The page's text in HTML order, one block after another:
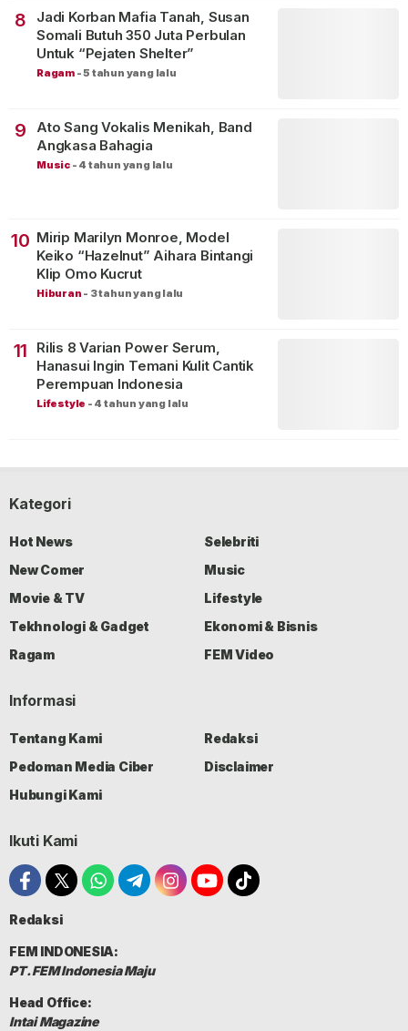
8
Jadi Korban Mafia Tanah, Susan
Somali Butuh 350 Juta Perbulan
Untuk “Pejaten Shelter”
Ragam -5 tahun yang lalu
9
Ato Sang Vokalis Menikah, Band
Angkasa Bahagia
Music - 4 tahun yang lalu
10 Mirip Marilyn Monroe, Model
Keiko “Hazelnut” Aihara Bintangi
Klip Omo Kucrut
Hiburan - 3 tahun yang lalu
11
Rilis 8 Varian Power Serum,
Hanasui Ingin Temani Kulit Cantik
Perempuan Indonesia
Lifestyle - 4 tahun yang lalu
Kategori
Hot News
Selebriti
New Comer
Music
Movie & TV
Lifestyle
Tekhnologi & Gadget
Ekonomi & Bisnis
Ragam
FEM Video
Informasi
Tentang Kami
Redaksi
Pedoman Media Ciber
Disclaimer
Hubungi Kami
Ikuti Kami
Redaksi
FEM INDONESIA:
PT. FEM Indonesia Maju
Head Office:
Intai Magazine